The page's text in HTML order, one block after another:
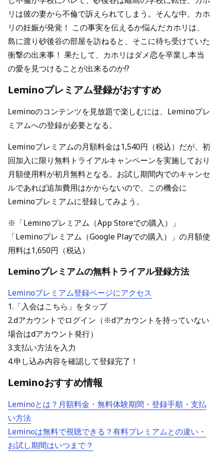
リは彼の妻から不倫で訴えられてしまう。そんな中、カホ
リの妊娠が発覚！ この事実を伝えるか悩んだカホリは、
島に渡り砂後谷の部屋を訪ねると、そこに待ち受けていた
衝撃の出来事！ 果たして、カホリはダメ恋を卒業し本当
の愛を見つけることが出来るのか!?
Leminoプレミアム登録がおすすめ
Leminoのコンテンツを見放題で楽しむには、Leminoプレ
ミアムへの登録が必要となる。
Leminoプレミアムの月額料金は1,540円（税込）だが、初
回加入に限り無料トライアルキャンペーンを実施しており
月額使用料が初月無料となる。お試し期間内でのキャンセ
ルであれば追加費用はかからないので、この機会に
Leminoプレミアムに登録してみよう。
※「Leminoプレミアム（App Storeでの購入）」
「Leminoプレミアム（Google Playでの購入）」の月額使
用料は1,650円（税込）
Leminoプレミアムの無料トライアル登録方法
Leminoプレミアム登録ページにアクセス
1.「入会はこちら」をタップ
2.dアカウントでログイン（※dアカウントを持っていない
場合はdアカウント発行）
3.支払い方法を入力
4.申し込み内容を確認して登録完了！
Leminoおすすめ情報
Leminoとは？月額料金・無料体験期間・登録手順・支払
い方法
Leminoは無料で視聴できる？有料プレミアムとの違い・
お試し期間はいつまで？